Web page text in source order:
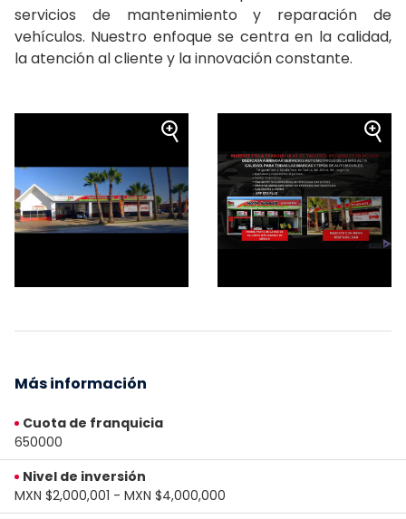
servicios de mantenimiento y reparación de
vehículos. Nuestro enfoque se centra en la calidad,
la atención al cliente y la innovación constante.
Más información
Cuota de franquicia
650000
Nivel de inversión
MXN $2,000,001 - MXN $4,000,000